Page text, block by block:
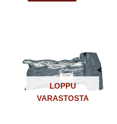
LOPPU
VARASTOSTA